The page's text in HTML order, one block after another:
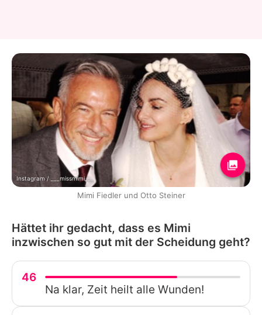
Instagram / ___missmimi___
Mimi Fiedler und Otto Steiner
Hättet ihr gedacht, dass es Mimi
inzwischen so gut mit der Scheidung geht?
46
Na klar, Zeit heilt alle Wunden!